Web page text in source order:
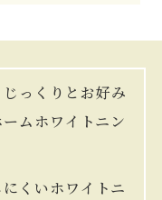
っくりとお好み
ムホワイトニン
くいホワイトニ